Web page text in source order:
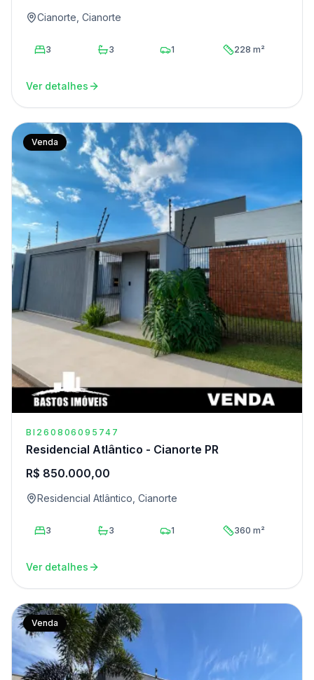
Cianorte, Cianorte
3 3 1 228 m²
Ver detalhes
Venda
BI260806095747
Residencial Atlântico - Cianorte PR
R$ 850.000,00
Residencial Atlântico, Cianorte
3 3 1 360 m²
Ver detalhes
Venda